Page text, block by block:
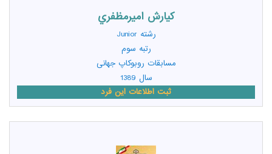
کيارش اميرمظفري
رشته Junior
رتبه سوم
مسابقات روبوکاپ جهانی
سال 1389
ثبت اطلاعات این فرد